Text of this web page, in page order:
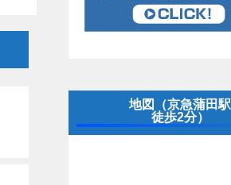
地図（京急蒲田駅
徒歩2分）